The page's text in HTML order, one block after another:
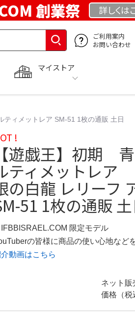
創業祭 詳しくは
ご利用案内
お問い合わせ
マイストア
ィメットレア SM-51 1枚の通販 土日
!
【遊戯王】初期
ティメットレア
の白龍 レリーフ
51 1枚の通販 土
限定モデル
の皆様に商品の使い心地など
動画はこちら
ネット販
価格（税